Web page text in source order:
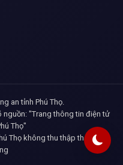
an tỉnh Phú Thọ.
"Trang thông tin điện tử
Thọ"
Thọ không thu thập thông tin